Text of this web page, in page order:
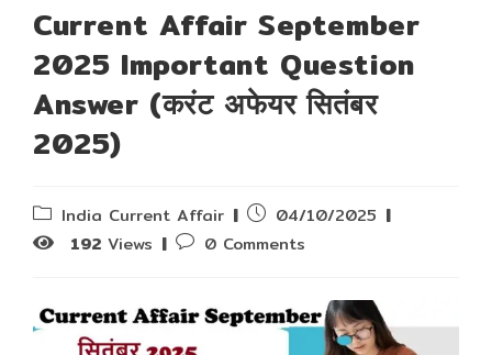
Current Affair September
2025 Important Question
Answer (करंट अफेयर सितंबर
2025)
Post
category:
India Current Affair
Post
published:
04/10/2025
192Views
Post0 Comments